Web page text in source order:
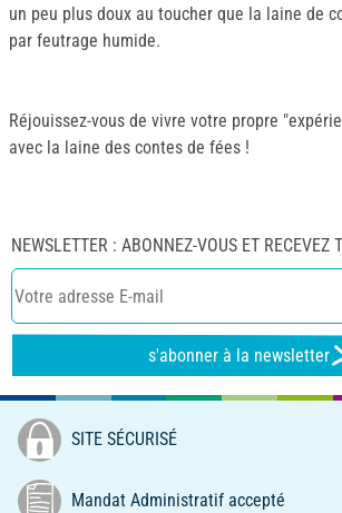
un peu plus doux au toucher que la laine de
par feutrage humide.
Réjouissez-vous de vivre votre propre
avec la laine des contes de fées !
NEWSLETTER : ABONNEZ-VOUS ET RECEVEZ
s'abonner à la newsletter
SITE SÉCURISÉ
Mandat Administratif accepté